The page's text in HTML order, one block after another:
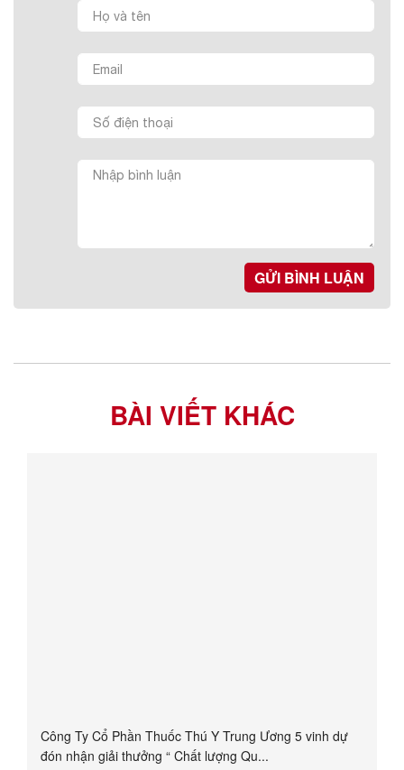
GỬI BÌNH LUẬN
BÀI VIẾT KHÁC
Công Ty Cổ Phần Thuốc Thú Y Trung Ương 5 vinh dự
đón nhận giải thưởng “ Chất lượng Qu...